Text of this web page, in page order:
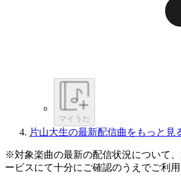
マイうた
片山大生の最新配信曲をもっと見
※対象楽曲の最新の配信状況について
ービスにて十分にご確認のうえでご利用